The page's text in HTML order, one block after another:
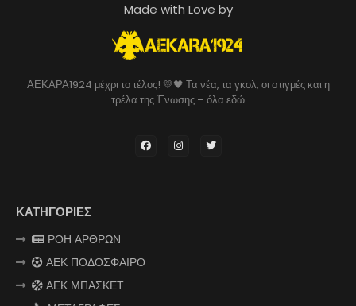
Made with Love by
ΑΕΚΑΡΑ1924 μέχρι το τέλος! 💛🖤 Τα νέα, τα γκολ, οι στιγμές και η
τρέλα της Ένωσης – όλα εδώ
ΚΑΤΗΓΟΡΙΕΣ
ΡΟΗ ΑΡΘΡΩΝ
ΑΕΚ ΠΟΔΟΣΦΑΙΡΟ
ΑΕΚ ΜΠΑΣΚΕΤ